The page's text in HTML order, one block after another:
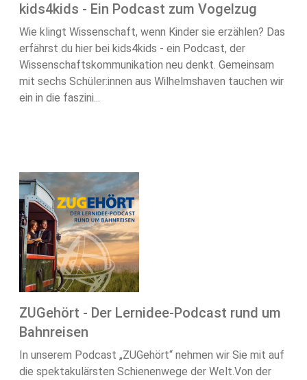
kids4kids - Ein Podcast zum Vogelzug
Wie klingt Wissenschaft, wenn Kinder sie erzählen? Das
erfährst du hier bei kids4kids - ein Podcast, der
Wissenschaftskommunikation neu denkt. Gemeinsam
mit sechs Schüler:innen aus Wilhelmshaven tauchen wir
ein in die faszini...
ZUGehört - Der Lernidee-Podcast rund um
Bahnreisen
In unserem Podcast „ZUGehört“ nehmen wir Sie mit auf
die spektakulärsten Schienenwege der Welt.Von der